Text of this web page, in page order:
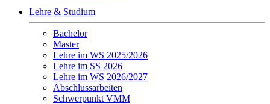
Lehre & Studium
Bachelor
Master
Lehre im WS 2025/2026
Lehre im SS 2026
Lehre im WS 2026/2027
Abschlussarbeiten
Schwerpunkt VMM